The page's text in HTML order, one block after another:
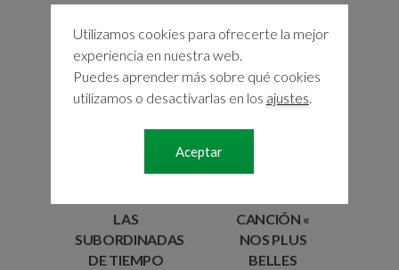
PRODUCTOS RELACIONADOS
LAS
SUBORDINADAS
DE TIEMPO
CANCIÓN «
NOS PLUS
BELLES
Utilizamos cookies para ofrecerte la mejor
experiencia en nuestra web.
Puedes aprender más sobre qué cookies
utilizamos o desactivarlas en los ajustes.
Aceptar